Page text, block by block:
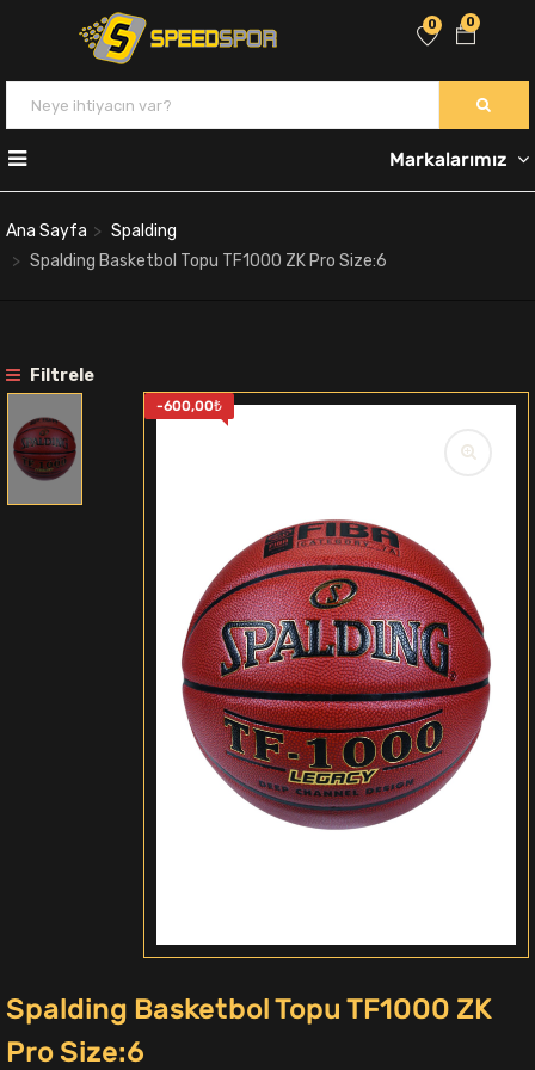
0
0
Markalarımız
Ana Sayfa
Spalding
Spalding Basketbol Topu TF1000 ZK Pro Size:6
Filtrele
-600,00₺
Spalding Basketbol Topu TF1000 ZK
Pro Size:6